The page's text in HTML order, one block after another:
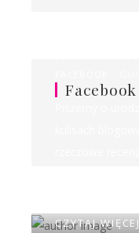
Facebook
CZYTAJ WIĘCEJ